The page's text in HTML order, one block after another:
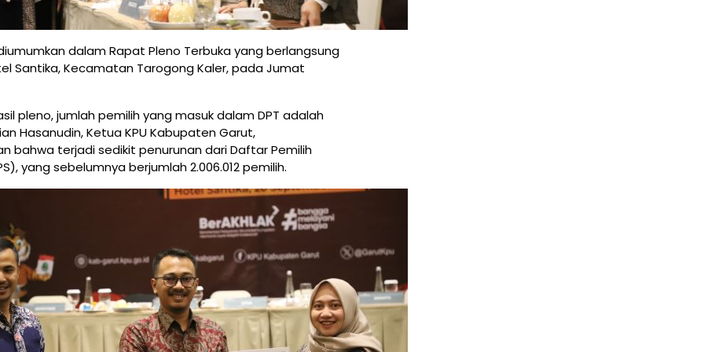
dalam Rapat Pleno Terbuka yang berlangsung
Santika, Kecamatan Tarogong Kaler, pada Jumat
pleno, jumlah pemilih yang masuk dalam DPT adalah
Hasanudin, Ketua KPU Kabupaten Garut,
bahwa terjadi sedikit penurunan dari Daftar Pemilih
yang sebelumnya berjumlah 2.006.012 pemilih.